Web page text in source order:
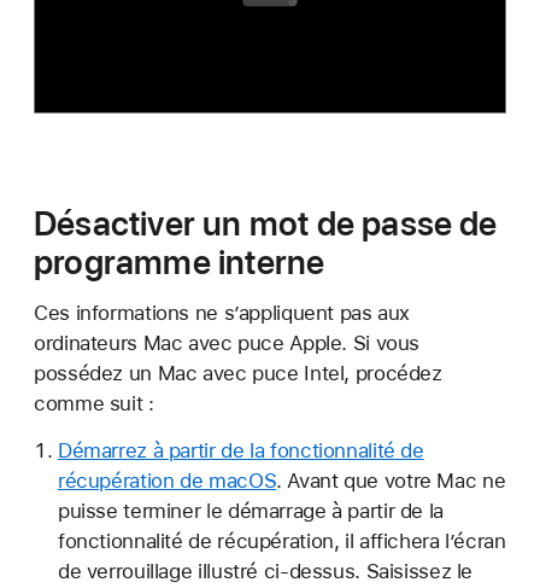
Désactiver un mot de passe de
programme interne
Ces informations ne s’appliquent pas aux
ordinateurs Mac avec puce Apple. Si vous
possédez un Mac avec puce Intel, procédez
comme suit :
Démarrez à partir de la fonctionnalité de
récupération de macOS. Avant que votre Mac ne
puisse terminer le démarrage à partir de la
fonctionnalité de récupération, il affichera l’écran
de verrouillage illustré ci-dessus. Saisissez le